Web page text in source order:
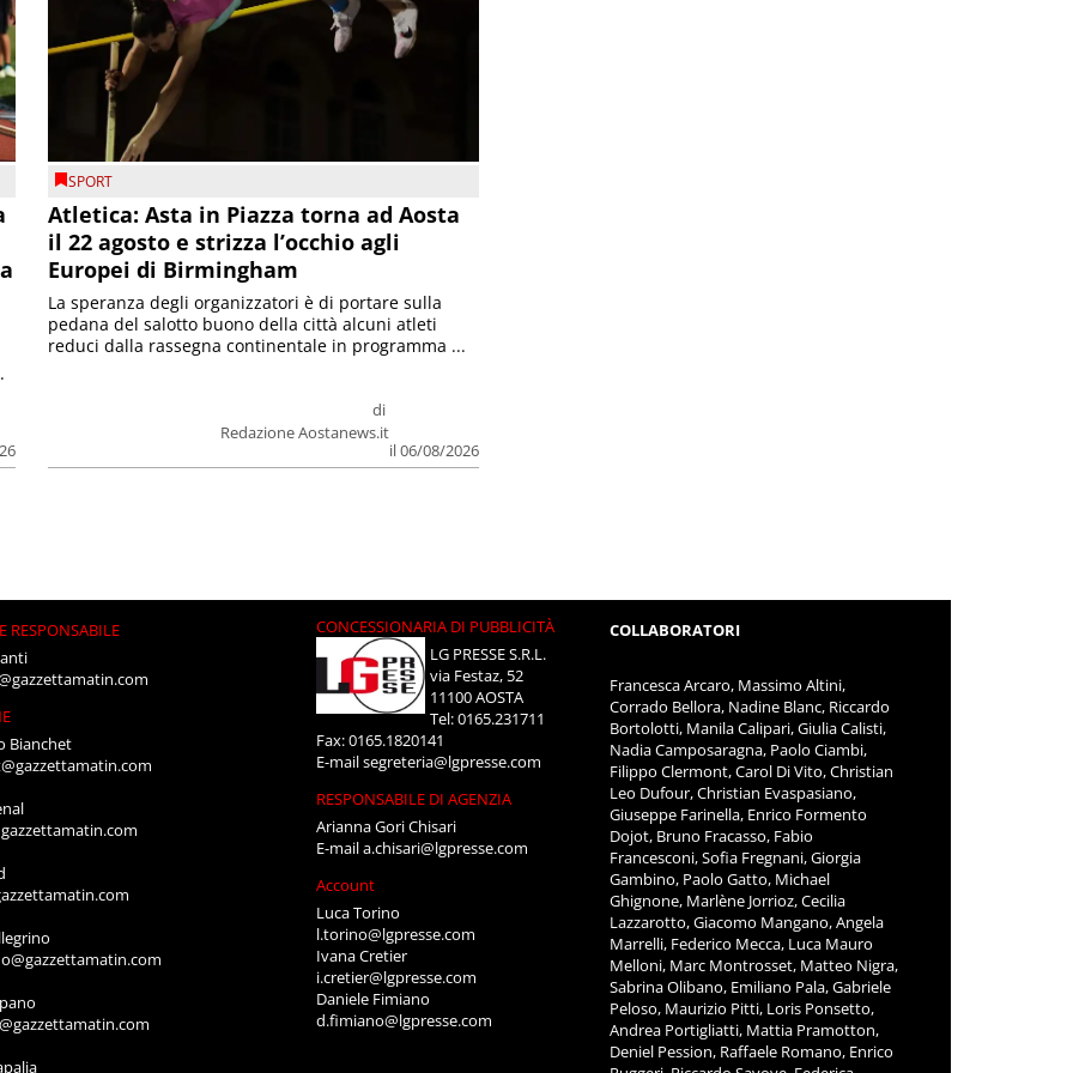
SPORT
Atletica: Asta in Piazza torna ad Aosta
il 22 agosto e strizza l’occhio agli
Europei di Birmingham
di
Redazione Aostanews.it
il 06/08/2026
La speranza degli organizzatori è di portare sulla
pedana del salotto buono della città alcuni atleti
reduci dalla rassegna continentale in programma ...
RESPONSABILE
Bianchet
CONCESSIONARIA DI PUBBLICITÀ
LG PRESSE S.R.L.
via Festaz, 52
11100 AOSTA
Tel: 0165.231711
Fax: 0165.1820141
E-mailsegreteria@lgpresse.com
RESPONSABILE DI AGENZIA
Arianna Gori Chisari
E-maila.chisari@lgpresse.com
Account
Luca Torino
l.torino@lgpresse.com
Ivana Cretier
i.cretier@lgpresse.com
Daniele Fimiano
d.fimiano@lgpresse.com
COLLABORATORI
Francesca Arcaro, Massimo Altini,
Corrado Bellora, Nadine Blanc, Riccardo
Bortolotti, Manila Calipari, Giulia Calisti,
Nadia Camposaragna, Paolo Ciambi,
Filippo Clermont, Carol Di Vito, Christian
Leo Dufour, Christian Evaspasiano,
Giuseppe Farinella, Enrico Formento
Dojot, Bruno Fracasso, Fabio
Francesconi, Sofia Fregnani, Giorgia
Gambino, Paolo Gatto, Michael
Ghignone, Marlène Jorrioz, Cecilia
Lazzarotto, Giacomo Mangano, Angela
Marrelli, Federico Mecca, Luca Mauro
Melloni, Marc Montrosset, Matteo Nigra,
Sabrina Olibano, Emiliano Pala, Gabriele
Peloso, Maurizio Pitti, Loris Ponsetto,
Andrea Portigliatti, Mattia Pramotton,
Deniel Pession, Raffaele Romano, Enrico